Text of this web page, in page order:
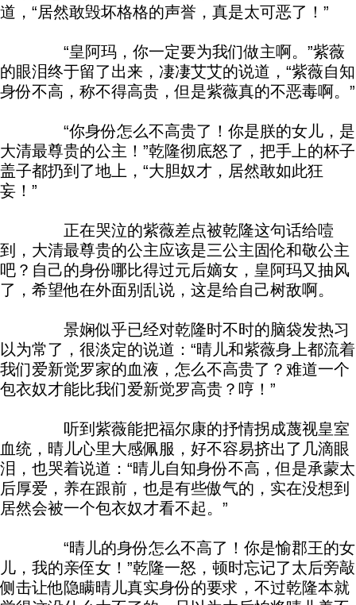
道，“居然敢毁坏格格的声誉，真是太可恶了！”
“皇阿玛，你一定要为我们做主啊。”紫薇
的眼泪终于留了出来，凄凄艾艾的说道，“紫薇自知
身份不高，称不得高贵，但是紫薇真的不恶毒啊。”
“你身份怎么不高贵了！你是朕的女儿，是
大清最尊贵的公主！”乾隆彻底怒了，把手上的杯子
盖子都扔到了地上，“大胆奴才，居然敢如此狂
妄！”
正在哭泣的紫薇差点被乾隆这句话给噎
到，大清最尊贵的公主应该是三公主固伦和敬公主
吧？自己的身份哪比得过元后嫡女，皇阿玛又抽风
了，希望他在外面别乱说，这是给自己树敌啊。
景娴似乎已经对乾隆时不时的脑袋发热习
以为常了，很淡定的说道：“晴儿和紫薇身上都流着
我们爱新觉罗家的血液，怎么不高贵了？难道一个
包衣奴才能比我们爱新觉罗高贵？哼！”
听到紫薇能把福尔康的抒情拐成蔑视皇室
血统，晴儿心里大感佩服，好不容易挤出了几滴眼
泪，也哭着说道：“晴儿自知身份不高，但是承蒙太
后厚爱，养在跟前，也是有些傲气的，实在没想到
居然会被一个包衣奴才看不起。”
“晴儿的身份怎么不高了！你是愉郡王的女
儿，我的亲侄女！”乾隆一怒，顿时忘记了太后旁敲
侧击让他隐瞒晴儿真实身份的要求，不过乾隆本就